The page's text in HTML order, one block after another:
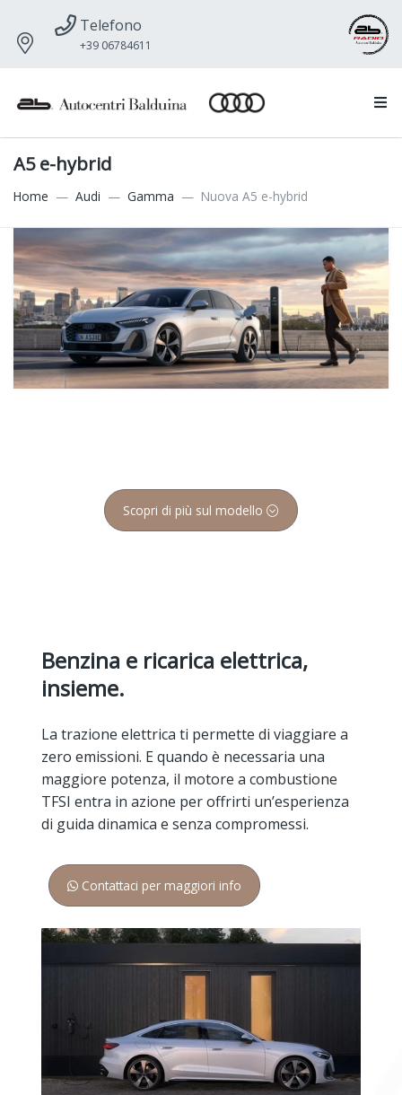
Telefono
+39 06784611
A5 e-hybrid
Home Audi Gamma Nuova A5 e-hybrid
Scopri di più sul modello
Benzina e ricarica elettrica,
insieme.
La trazione elettrica ti permette di viaggiare a
zero emissioni. E quando è necessaria una
maggiore potenza, il motore a combustione
TFSI entra in azione per offrirti un’esperienza
di guida dinamica e senza compromessi.
Contattaci per maggiori info